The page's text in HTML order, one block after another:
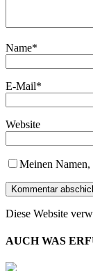
Name*
E-Mail*
Website
Meinen
Diese Website
AUCH WAS